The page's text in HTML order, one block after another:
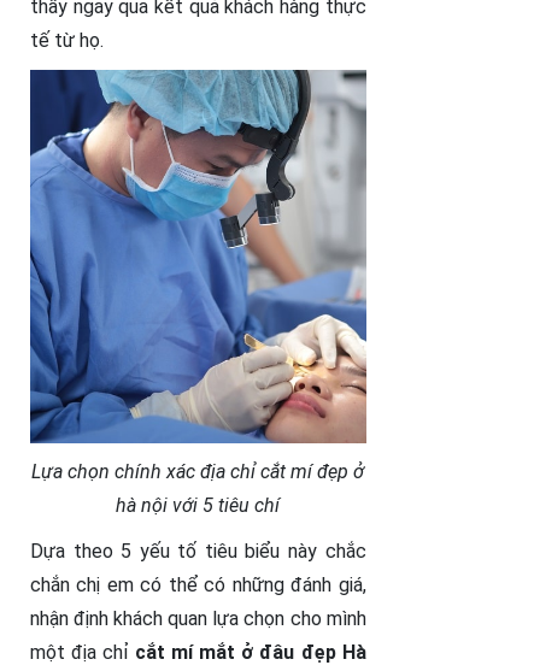
thấy ngay qua kết quả khách hàng thực
tế từ họ.
Lựa chọn chính xác địa chỉcắt mí đẹp ở
hà nội với 5 tiêu chí
Dựa theo 5 yếu tố tiêu biểu này chắc
chắn chị em có thể có những đánh giá,
nhận định khách quan lựa chọn cho mình
một địa chỉ cắt mí mắt ở đâu đẹp Hà